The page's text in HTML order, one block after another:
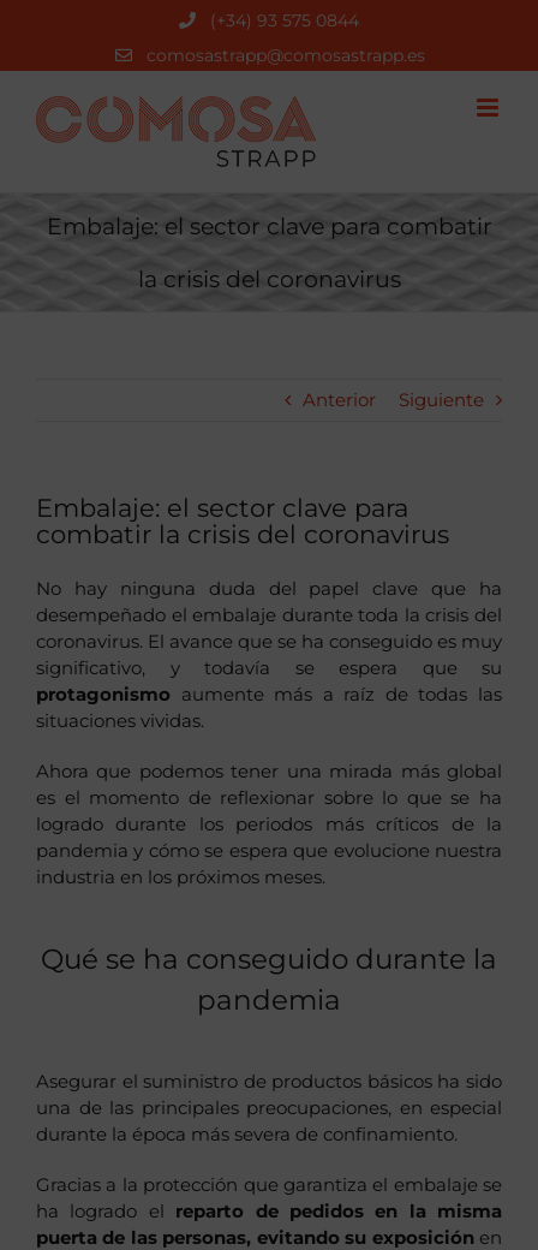
(+34) 93 575 0844
comosastrapp@comosastrapp.es
Embalaje: el sector clave para combatir
la crisis del coronavirus
Anterior Siguiente
Embalaje: el sector clave para
combatir la crisis del coronavirus
No hay ninguna duda del papel clave que ha
desempeñado el embalaje durante toda la crisis del
coronavirus. El avance que se ha conseguido es muy
significativo, y todavía se espera que su
protagonismo aumente más a raíz de todas las
situaciones vividas.
Ahora que podemos tener una mirada más global
es el momento de reflexionar sobre lo que se ha
logrado durante los periodos más críticos de la
pandemia y cómo se espera que evolucione nuestra
industria en los próximos meses.
Qué se ha conseguido durante la
pandemia
Asegurar el suministro de productos básicos ha sido
una de las principales preocupaciones, en especial
durante la época más severa de confinamiento.
Gracias a la protección que garantiza el embalaje se
ha logrado el reparto de pedidos en la misma
puerta de las personas, evitando su exposición en